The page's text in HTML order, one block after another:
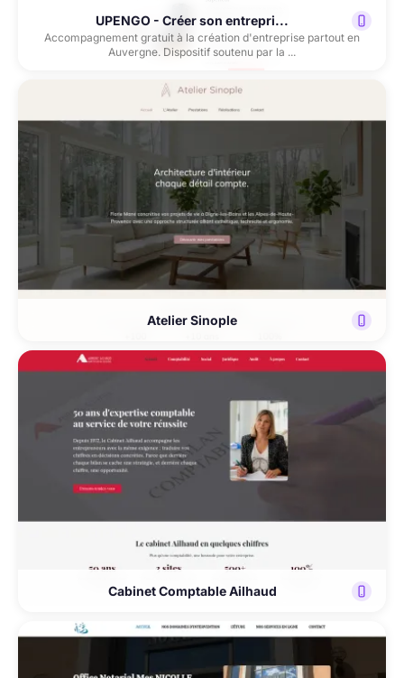
UPENGO - Créer son entrepri...
Accompagnement gratuit à la création d'entreprise partout en
Auvergne. Dispositif soutenu par la ...
Atelier Sinople
Cabinet Comptable Ailhaud